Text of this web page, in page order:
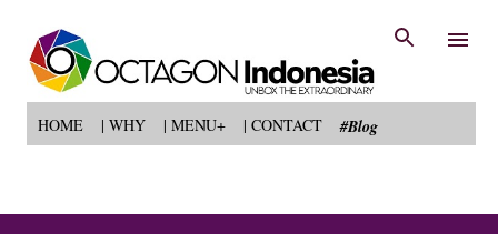
HOME | WHY | MENU+ | CONTACT #Blog